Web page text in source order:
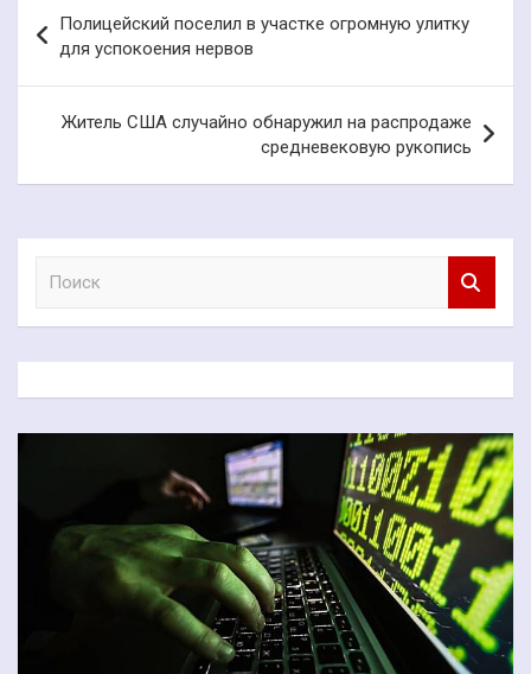
по
записям
Полицейский поселил в участке огромную улитку
для успокоения нервов
Житель США случайно обнаружил на распродаже
средневековую рукопись
к